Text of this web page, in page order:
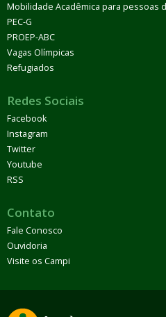
Mobilidade Acadêmica para pessoas
PEC-G
PROEP-ABC
Vagas Olímpicas
Refugiados
Redes Sociais
Facebook
Instagram
Twitter
Youtube
RSS
Contato
Fale Conosco
Ouvidoria
Visite os Campi